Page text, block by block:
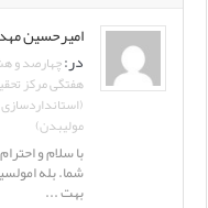
امیرحسین
در:چهارصد و
هفتگی مرکز
مولیبدن)
با سلام و
شما. بله
بهت ...